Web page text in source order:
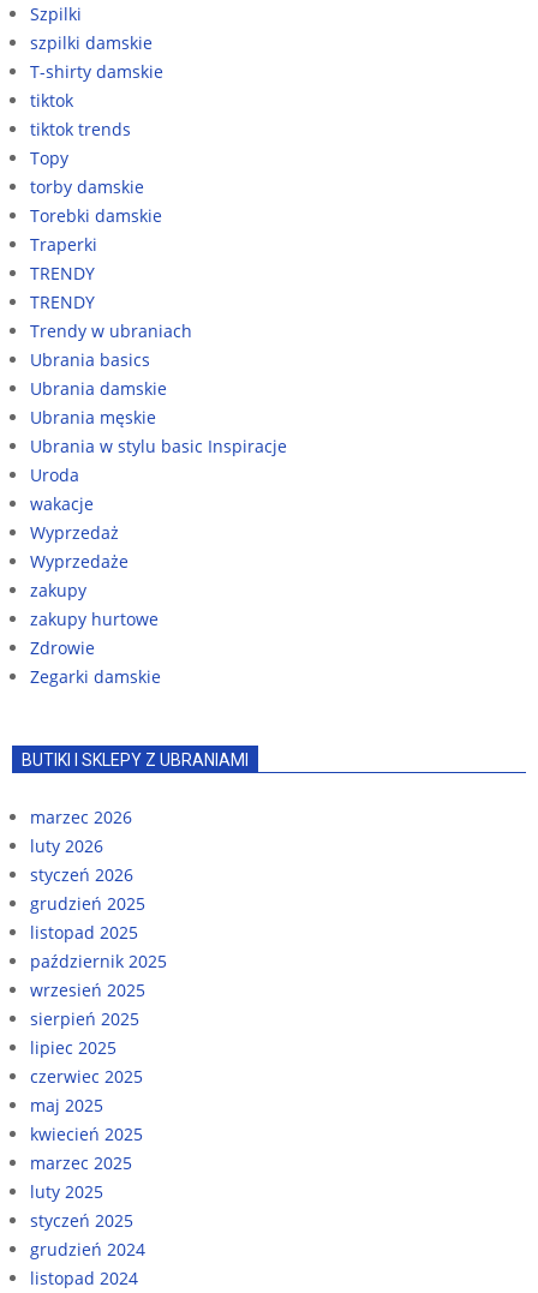
Szpilki
szpilki damskie
T-shirty damskie
tiktok
tiktok trends
Topy
torby damskie
Torebki damskie
Traperki
TRENDY
TRENDY
Trendy w ubraniach
Ubrania basics
Ubrania damskie
Ubrania męskie
Ubrania w stylu basic Inspiracje
Uroda
wakacje
Wyprzedaż
Wyprzedaże
zakupy
zakupy hurtowe
Zdrowie
Zegarki damskie
BUTIKI I SKLEPY Z UBRANIAMI
marzec 2026
luty 2026
styczeń 2026
grudzień 2025
listopad 2025
październik 2025
wrzesień 2025
sierpień 2025
lipiec 2025
czerwiec 2025
maj 2025
kwiecień 2025
marzec 2025
luty 2025
styczeń 2025
grudzień 2024
listopad 2024